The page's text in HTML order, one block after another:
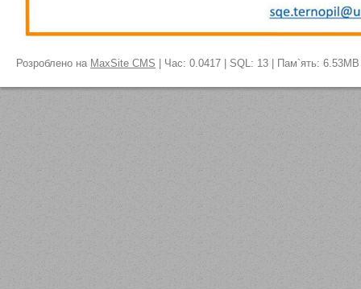
Розроблено на MaxSite CMS | Час: 0.0417 | SQL: 13 | Пам`ять: 6.53MB